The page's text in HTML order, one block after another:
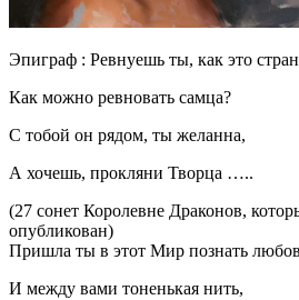
Эпиграф : Ревнуешь ты, как это
Как можно ревновать самца?
С тобой он рядом, ты желанна,
А хочешь, прокляни Творца …..
(27 сонет Королевне Драконов,
опубликован)
Пришла ты в этот Мир познать
И между вами тоненькая нить,